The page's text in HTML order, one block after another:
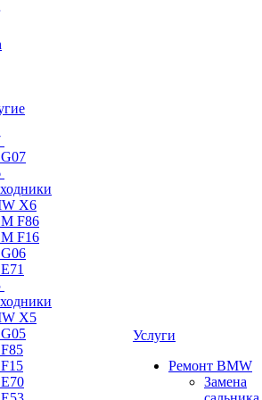
X6
F86
F16
X5
Услуги
Ремонт BMW
Замена